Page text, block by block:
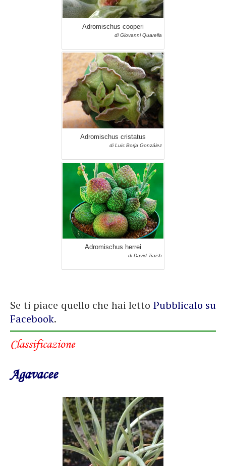
Adromischus cooperi
di Giovanni Quarella
Adromischus cristatus
di Luis Borja González
Adromischus herrei
di David Traish
Se ti piace quello che hai letto Pubblicalo su
Facebook.
Classificazione
Agavacee